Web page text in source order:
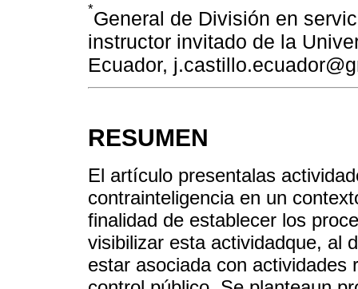
*General de División en
instructor invitado de la
Ecuador,
RESUMEN
El artículo presentalas
contrainteligencia en un
finalidad de establecer los
visibilizar esta actividadque, al
estar asociada con actividades